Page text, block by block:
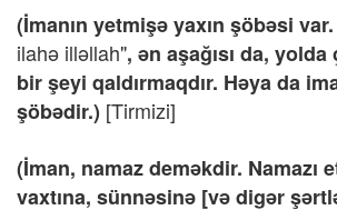
(İmanın yetmişə yaxın şöbəsi
ilahə illəllah", ən aşağısı da,
bir şeyi qaldırmaqdır. Həya da
şöbədir.) [Tirmizi]
(İman, namaz deməkdir. Namazı
vaxtına, sünnəsinə [və digər